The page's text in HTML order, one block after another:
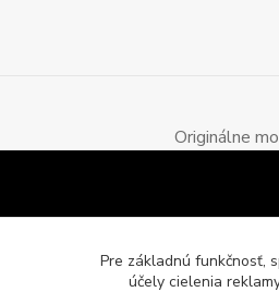
Originálne
Pre základnú funkčnosť,
účely cielenia